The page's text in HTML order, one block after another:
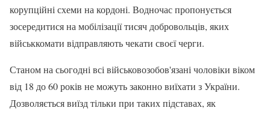
корупційні схеми на кордоні. Водночас пропонується
зосередитися на мобілізації тисяч добровольців, яких
військкомати відправляють чекати своєї черги.
Станом на сьогодні всі військовозобов'язані чоловіки віком
від 18 до 60 років не можуть законно виїхати з України.
Дозволяється виїзд тільки при таких підставах, як